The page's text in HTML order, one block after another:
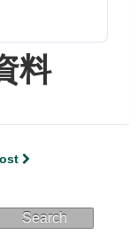
料
Search